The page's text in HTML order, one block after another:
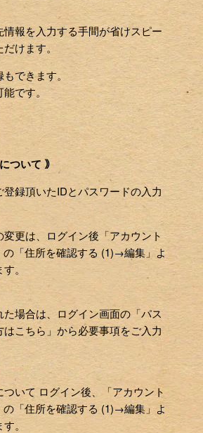
情報を入力する手間が省けスピー
けます。
できます。
です。
ついて ｠
登録頂いたIDとパスワードの入力
変更は、ログイン後「アカウント
の「住所を確認する (1)→編集」よ
。
場合は、ログイン画面の「パス
はこちら」から必要事項をご入力
いて ログイン後、「アカウント
の「住所を確認する (1)→編集」よ
。